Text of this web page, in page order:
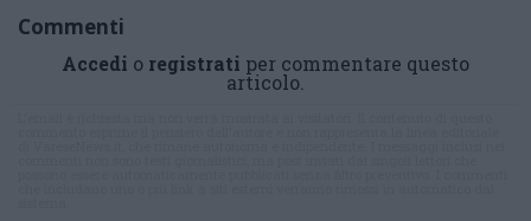
Commenti
Accedi o registrati per commentare questo
articolo.